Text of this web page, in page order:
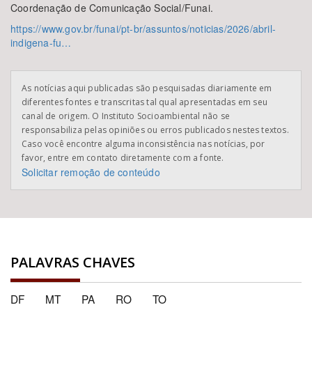
Coordenação de Comunicação Social/Funai.
https://www.gov.br/funai/pt-br/assuntos/noticias/2026/abril-
indigena-fu…
As notícias aqui publicadas são pesquisadas diariamente em
diferentes fontes e transcritas tal qual apresentadas em seu
canal de origem. O Instituto Socioambiental não se
responsabiliza pelas opiniões ou erros publicados nestes textos.
Caso você encontre alguma inconsistência nas notícias, por
favor, entre em contato diretamente com a fonte.
Solicitar remoção de conteúdo
PALAVRAS CHAVES
DF MT PA RO TO